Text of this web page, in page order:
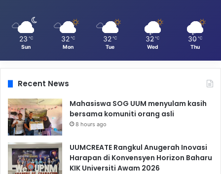
23 ℃
Sun
32 ℃
Mon
32 ℃
Tue
32 ℃
Wed
30 ℃
Thu
Recent News
Mahasiswa SOG UUM menyulam kasih
bersama komuniti orang asli
8 hours ago
UUMCREATE Rangkul Anugerah Inovasi
Harapan di Konvensyen Horizon Baharu
KIK Universiti Awam 2026